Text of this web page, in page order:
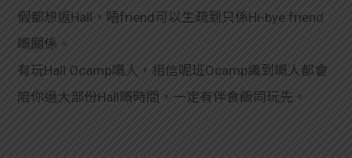
假都想返Hall，唔friend可以生疏到只係Hi-bye friend
嘅關係。
有玩Hall Ocamp嘅人，相信呢班Ocamp識到嘅人都會
陪你過大部份Hall嘅時間，一定有伴食飯同玩先。